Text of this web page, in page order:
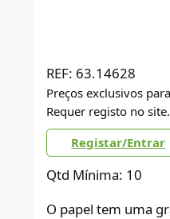
REF: 63.14628
Preços exclusivos
Requer registo no site.
Registar/Entrar
Qtd Mínima: 10
O papel tem uma